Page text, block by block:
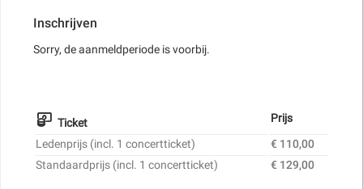
Inschrijven
Sorry, de aanmeldperiode is voorbij.
Ticket
Prijs
Ledenprijs (incl. 1 concertticket)
€ 110,00
Standaardprijs (incl. 1 concertticket)
€ 129,00